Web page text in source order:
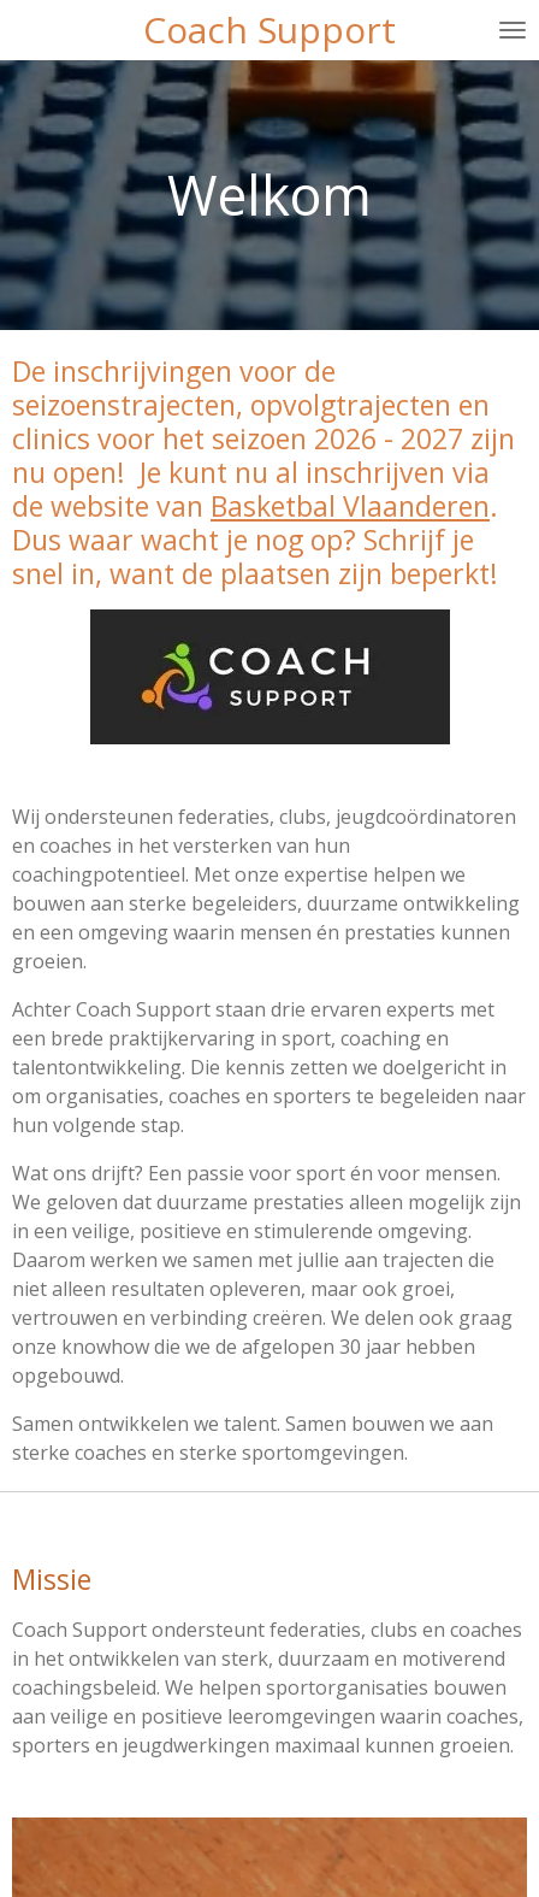
naar
hoofdinhoud
Coach Support
Welkom
De inschrijvingen voor de
seizoenstrajecten, opvolgtrajecten en
clinics voor het seizoen 2026 - 2027 zijn
nu open! Je kunt nu al inschrijven via
de website van Basketbal Vlaanderen.
Dus waar wacht je nog op? Schrijf je
snel in, want de plaatsen zijn beperkt!
Wij ondersteunen federaties, clubs, jeugdcoördinatoren
en coaches in het versterken van hun
coachingpotentieel. Met onze expertise helpen we
bouwen aan sterke begeleiders, duurzame ontwikkeling
en een omgeving waarin mensen én prestaties kunnen
groeien.
Achter Coach Support staan drie ervaren experts met
een brede praktijkervaring in sport, coaching en
talentontwikkeling. Die kennis zetten we doelgericht in
om organisaties, coaches en sporters te begeleiden naar
hun volgende stap.
Wat ons drijft? Een passie voor sport én voor mensen.
We geloven dat duurzame prestaties alleen mogelijk zijn
in een veilige, positieve en stimulerende omgeving.
Daarom werken we samen met jullie aan trajecten die
niet alleen resultaten opleveren, maar ook groei,
vertrouwen en verbinding creëren. We delen ook graag
onze knowhow die we de afgelopen 30 jaar hebben
opgebouwd.
Samen ontwikkelen we talent. Samen bouwen we aan
sterke coaches en sterke sportomgevingen.
Missie
Coach Support ondersteunt federaties, clubs en coaches
in het ontwikkelen van sterk, duurzaam en motiverend
coachingsbeleid. We helpen sportorganisaties bouwen
aan veilige en positieve leeromgevingen waarin coaches,
sporters en jeugdwerkingen maximaal kunnen groeien.